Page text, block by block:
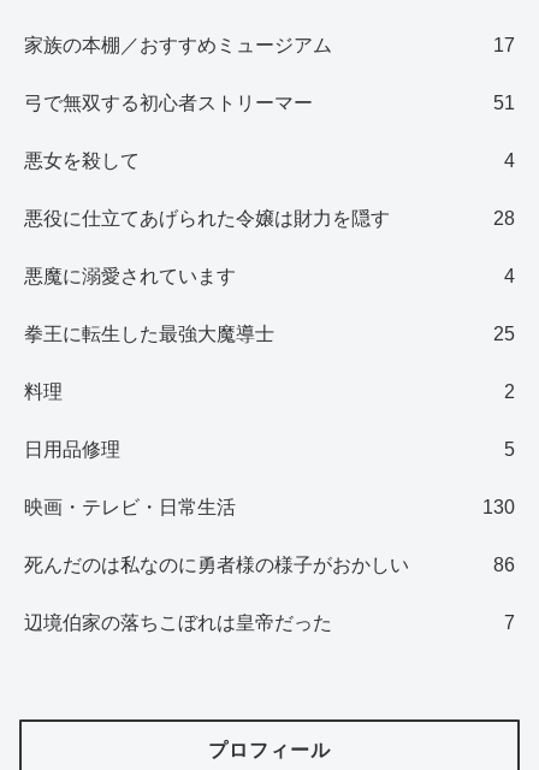
家族の本棚／おすすめミュージアム 17
弓で無双する初心者ストリーマー 51
悪女を殺して 4
悪役に仕立てあげられた令嬢は財力を隠す 28
悪魔に溺愛されています 4
拳王に転生した最強大魔導士 25
料理 2
日用品修理 5
映画・テレビ・日常生活 130
死んだのは私なのに勇者様の様子がおかしい 86
辺境伯家の落ちこぼれは皇帝だった 7
プロフィール